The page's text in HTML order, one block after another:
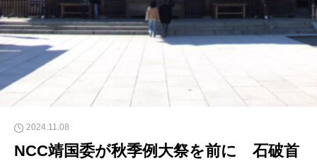
2024.11.08
NCC靖国委が秋季例大祭を前に 石破首